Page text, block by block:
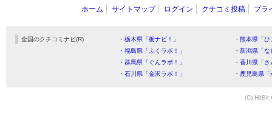
ホーム サイトマップ ログイン クチコミ投稿 プラ
全国のクチコミナビ(R) ・栃木県「栃ナビ！」
・熊本県「
・福島県「ふくラボ！」
・新潟県「
・群馬県「ぐんラボ！」
・香川県「
・石川県「金沢ラボ！」
・鹿児島県
(C) HitBit